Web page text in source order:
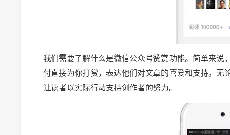
我们需要了解什么是微信公众号赞赏功能。简单来说
付直接为你打赏，表达他们对文章的喜爱和支持。无
让读者以实际行动支持创作者的努力。